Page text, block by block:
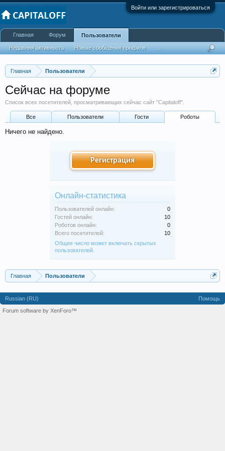
Войти или зарегистрироваться
Главная Пользователи
Сейчас на форуме
Список всех посетителей, просматривающих сейчас сайт "Capitaloff".
Все Пользователи Гости Роботы
Ничего не найдено.
Регистрация
Онлайн-статистика
Пользователей онлайн:
0
Гостей онлайн:
10
Роботов онлайн:
0
Всего посетителей:
10
Общее число может включать скрытых
пользователей.
Главная Пользователи
Главная Форум Пользователи
Недавняя активность Новые сообщения профиля
Russian (RU)
Помощь
Forum software by XenForo™